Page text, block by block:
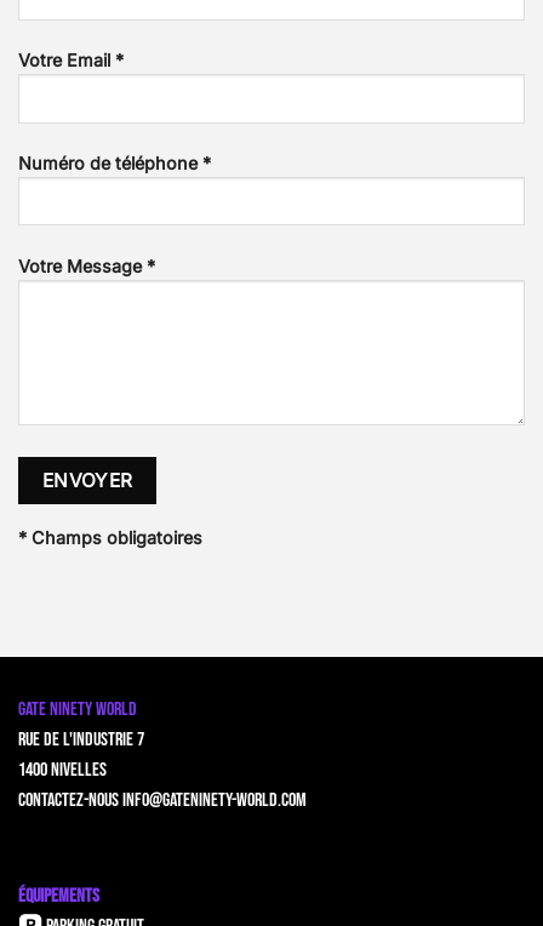
Votre Email *
Numéro de téléphone *
Votre Message *
field
Please
this
* Champs obligatoires
GATE NINETY WORLD
Rue de l'Industrie 7
1400 Nivelles
Contactez-nousinfo@gateninety-world.com
ÉQUIPEMENTS